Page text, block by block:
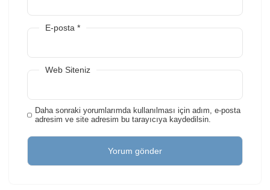
E-posta *
Web Siteniz
Daha sonraki yorumlarımda kullanılması için adım, e-posta
adresim ve site adresim bu tarayıcıya kaydedilsin.